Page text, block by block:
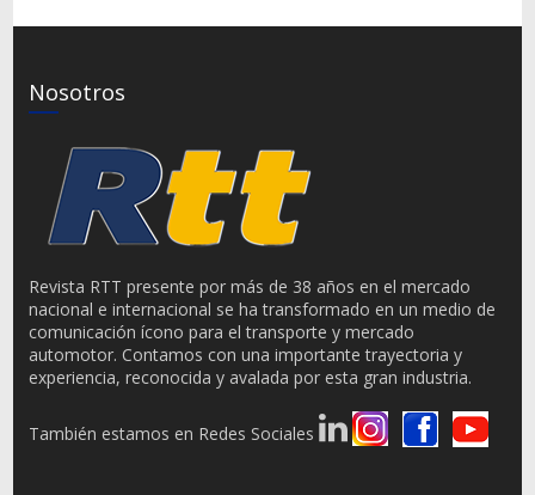
Nosotros
Revista RTT presente por más de 38 años en el mercado
nacional e internacional se ha transformado en un medio de
comunicación ícono para el transporte y mercado
automotor. Contamos con una importante trayectoria y
experiencia, reconocida y avalada por esta gran industria.
También estamos en Redes Sociales